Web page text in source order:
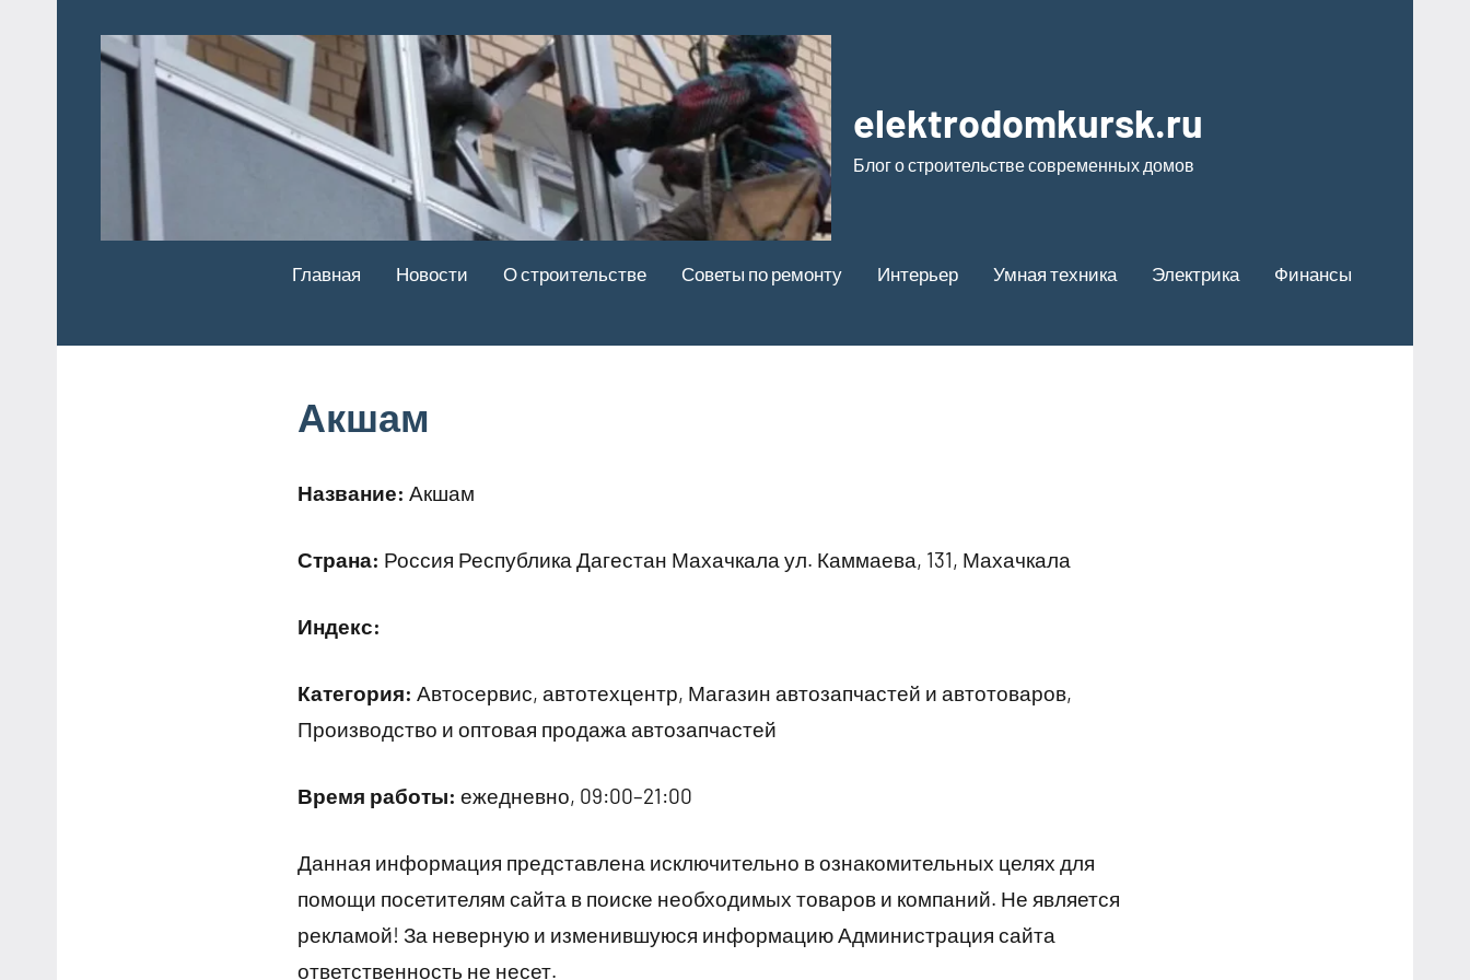
содержимому
elektrodomkursk.ru
Блог о строительстве современных домов
Главная Новости О строительстве Советы по ремонту Интерьер Умная техника Электрика Финансы
Акшам
Название: Акшам
Страна: Россия Республика Дагестан Махачкала ул. Каммаева, 131, Махачкала
Индекс:
Категория: Автосервис, автотехцентр, Магазин автозапчастей и автотоваров,
Производство и оптовая продажа автозапчастей
Время работы: ежедневно, 09:00–21:00
Данная информация представлена исключительно в ознакомительных целях для
помощи посетителям сайта в поиске необходимых товаров и компаний. Не является
рекламой! За неверную и изменившуюся информацию Администрация сайта
ответственность не несет.